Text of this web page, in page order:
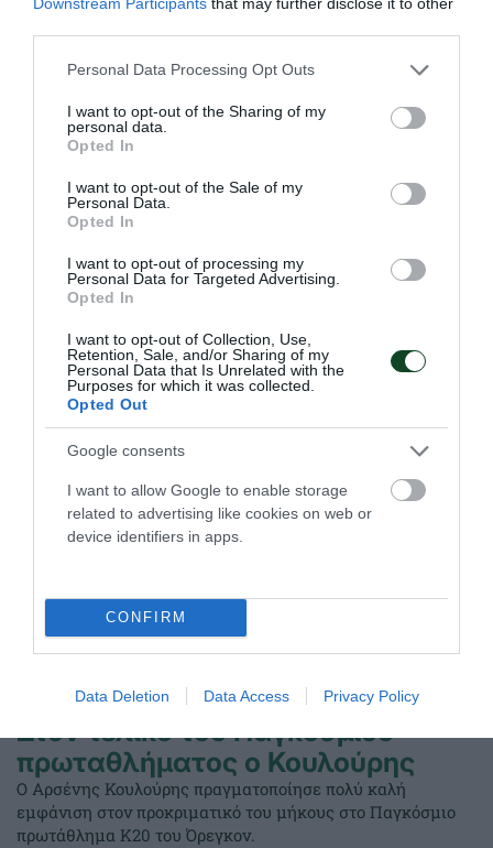
Please note that this website/app uses one or more Google
not limited to your visit or usage behaviour. You may click to
grant or deny consent to Google and its third-party tags to
use your data for below specified purposes in below Google
consent section.
Personal Data Processing Opt Outs
I want to opt-out of the Sharing of my
personal data.
Opted In
I want to opt-out of the Sale of my
Personal Data.
Opted In
I want to opt-out of processing my
Personal Data for Targeted Advertising.
Opted In
I want to opt-out of Collection, Use,
Retention, Sale, and/or Sharing of my
Personal Data that Is Unrelated with the
Purposes for which it was collected.
Opted Out
Google consents
I want to allow Google to enable storage
related to advertising like cookies on web or
device identifiers in apps.
CONFIRM
Data Deletion Data Access Privacy Policy
Τα φιλικά του βόλεϊ γυναικών
Ο Παναθηναϊκός θα πάρει μέρος, μεταξύ άλλων, σε δύο
τουρνουά στην Ιταλία
23.07.2026 ΒΟΛΕΪ ΓΥΝΑΙΚΩΝ
ΤΕΛΕΥΤΑΙΑ ΝΕΑ
Στον τελικό του Παγκοσμίου
πρωταθλήματος ο Κουλούρης
Ο Αρσένης Κουλούρης πραγματοποίησε πολύ καλή
εμφάνιση στον προκριματικό του μήκους στο Παγκόσμιο
πρωτάθλημα Κ20 του Όρεγκον.